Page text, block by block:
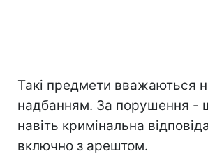
Такі предмети вважаються
надбанням. За порушення -
навіть кримінальна
включно з арештом.